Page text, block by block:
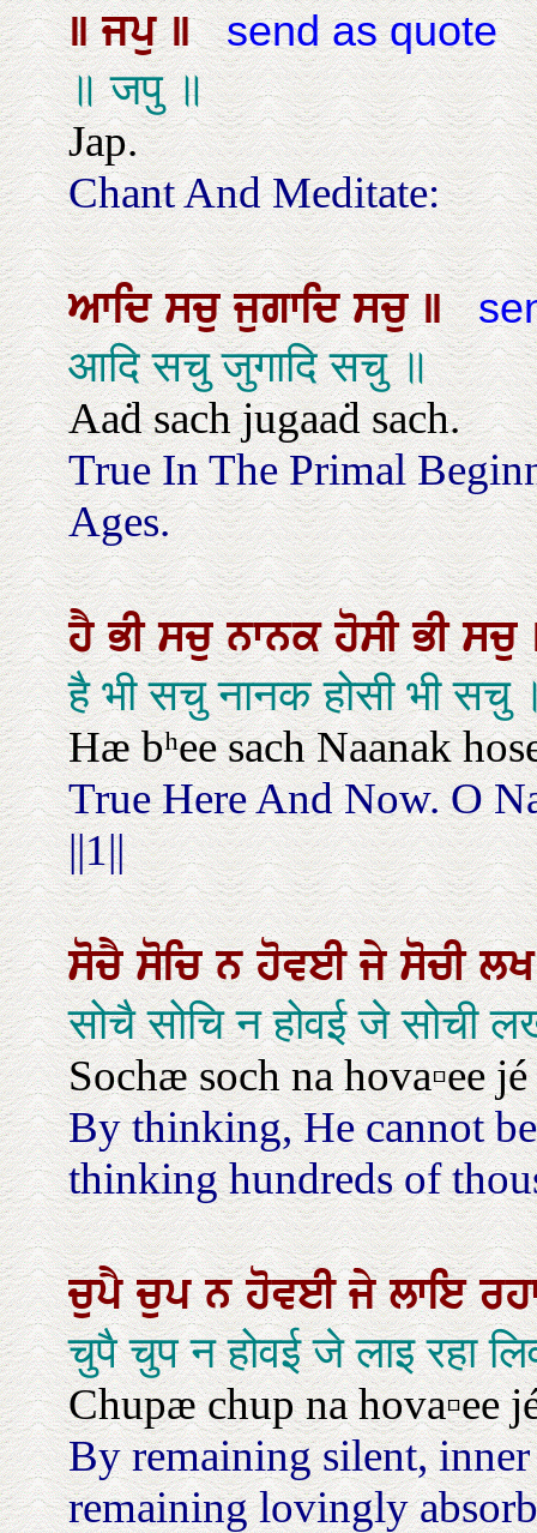
॥ਜਪੁ॥ send as quote
॥ जपु ॥
Jap.
Chant And Meditate:
ਆਦਿਸਚੁਜੁਗਾਦਿਸਚੁ॥
आदि सचु जुगादि सचु ॥
Aaḋ sach jugaaḋ sach.
True In The Primal
Ages.
ਹੈਭੀਸਚੁਨਾਨਕਹੋਸੀਭੀਸਚੁ
है भी सचु नानक होसी भी
Hæ bʰee sach Naanak
True Here And Now. O
||1||
ਸੋਚੈਸੋਚਿਨਹੋਵਈਜੇਸੋਚੀ
सोचै सोचि न होवई जे सोची
Sochæ soch na hova▫ee jé
By thinking, He cannot
thinking hundreds of
ਚੁਪੈਚੁਪਨਹੋਵਈਜੇਲਾਇ
चुपै चुप न होवई जे लाइ रहा
Chupæ chup na hova▫ee
By remaining silent,
remaining lovingly